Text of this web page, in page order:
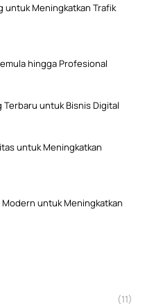
untuk Meningkatkan Trafik
hingga Profesional
untuk Bisnis Digital
untuk Meningkatkan
untuk Meningkatkan
(11)